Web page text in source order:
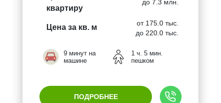
квартиру
до 7.3 млн.
Цена за кв. м
от 175.0 тыс.
до 220.0 тыс.
9 минут на
машине
1 ч. 5 мин.
пешком
ПОДРОБНЕЕ